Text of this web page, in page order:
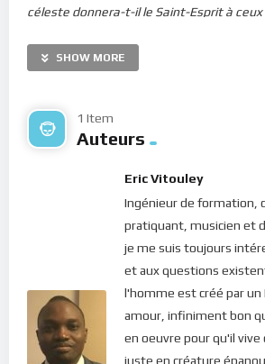
céleste donnera-t-il le Saint-Esprit à ceux
notre ignorance et dans nos faiblesses,
richesses sont immenses et infinies mais
percevoir que dans une certaine
demandez mal, dans le but de satisfaire
En effet, la grande majorité des
ne cherchent souvent que la facilité.
c’est d’abord et avant tout pour ses
bénédictions pour nous. Les assemblées
gorgées de gens assoiffés, non pas
SHOW MORE
1 Item
Auteurs
Eric Vitouley
Ingénieur de formation,
pratiquant, musicien et
je me suis toujours
et aux questions
l'homme est créé par
amour, infiniment bon
en oeuvre pour qu'il vive
juste en créature